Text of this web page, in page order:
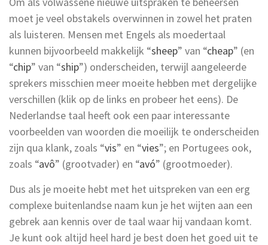
moet je veel obstakels overwinnen in zowel het praten
als luisteren. Mensen met Engels als moedertaal
kunnen bijvoorbeeld makkelijk “sheep” van “cheap” (en
“chip” van “ship”) onderscheiden, terwijl aangeleerde
sprekers misschien meer moeite hebben met dergelijke
verschillen (klik op de links en probeer het eens). De
Nederlandse taal heeft ook een paar interessante
voorbeelden van woorden die moeilijk te onderscheiden
zijn qua klank, zoals “vis” en “vies”; en Portugees ook,
zoals “avô” (grootvader) en “avó” (grootmoeder).
Dus als je moeite hebt met het uitspreken van een erg
complexe buitenlandse naam kun je het wijten aan een
gebrek aan kennis over de taal waar hij vandaan komt.
Je kunt ook altijd heel hard je best doen het goed uit te